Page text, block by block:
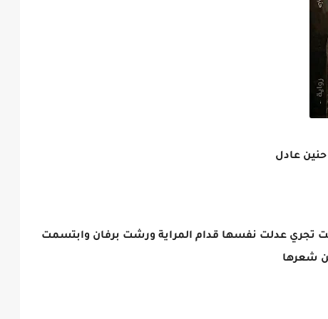
تجري عدلت نفسها قدام المراية ورشت برفان وابتسمت
شعرها